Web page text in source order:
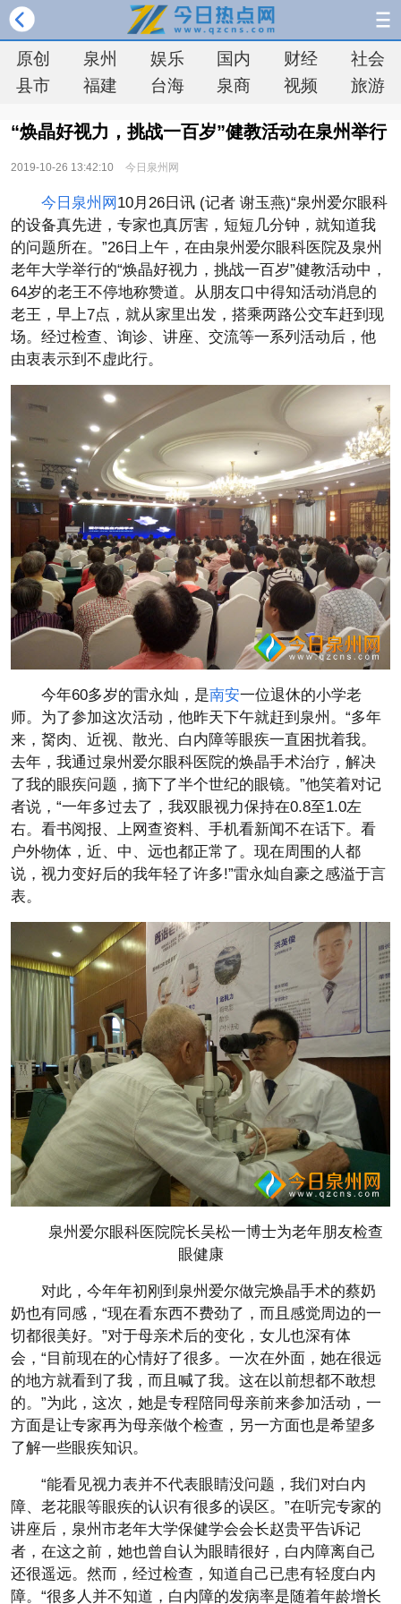
原创 泉州 娱乐 国内 财经
社会
县市
福建 台海 泉商 视频 旅游
“焕晶好视力，挑战一百岁”健教活动在泉州举行
2019-10-26 13:42:10 今日泉州网
今日泉州网 10月26日讯 (记者 谢玉燕)“泉州爱尔眼科
的设备真先进，专家也真厉害，短短几分钟，就知道我
的问题所在。”26日上午，在由泉州爱尔眼科医院及泉州
老年大学举行的“焕晶好视力，挑战一百岁”健教活动中，
64岁的老王不停地称赞道。从朋友口中得知活动消息的
老王，早上7点，就从家里出发，搭乘两路公交车赶到现
场。经过检查、询诊、讲座、交流等一系列活动后，他
由衷表示到不虚此行。
今年60多岁的雷永灿，是南安一位退休的小学老
师。为了参加这次活动，他昨天下午就赶到泉州。“多年
来，胬肉、近视、散光、白内障等眼疾一直困扰着我。
去年，我通过泉州爱尔眼科医院的焕晶手术治疗，解决
了我的眼疾问题，摘下了半个世纪的眼镜。”他笑着对记
者说，“一年多过去了，我双眼视力保持在0.8至1.0左
右。看书阅报、上网查资料、手机看新闻不在话下。看
户外物体，近、中、远也都正常了。现在周围的人都
说，视力变好后的我年轻了许多!”雷永灿自豪之感溢于言
表。
泉州爱尔眼科医院院长吴松一博士为老年朋友检查
眼健康
对此，今年年初刚到泉州爱尔做完焕晶手术的蔡奶
奶也有同感，“现在看东西不费劲了，而且感觉周边的一
切都很美好。”对于母亲术后的变化，女儿也深有体
会，“目前现在的心情好了很多。一次在外面，她在很远
的地方就看到了我，而且喊了我。这在以前想都不敢想
的。”为此，这次，她是专程陪同母亲前来参加活动，一
方面是让专家再为母亲做个检查，另一方面也是希望多
了解一些眼疾知识。
“能看见视力表并不代表眼睛没问题，我们对白内
障、老花眼等眼疾的认识有很多的误区。”在听完专家的
讲座后，泉州市老年大学保健学会会长赵贵平告诉记
者，在这之前，她也曾自认为眼睛很好，白内障离自己
还很遥远。然而，经过检查，知道自己已患有轻度白内
障。“很多人并不知道，白内障的发病率是随着年龄增长